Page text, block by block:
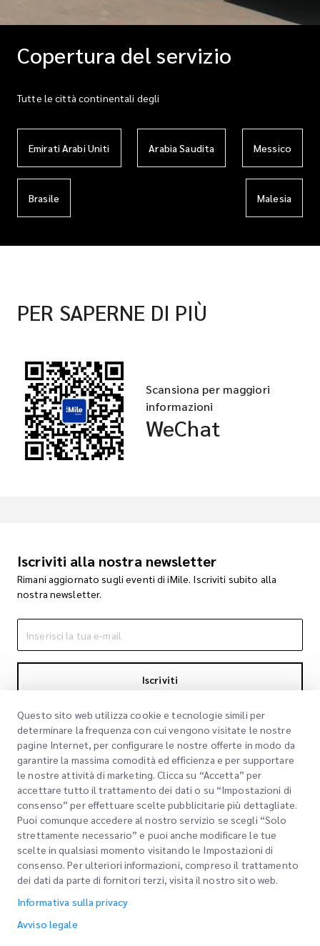
Copertura del servizio
Tutte le città continentali degli
Emirati Arabi Uniti Arabia Saudita Messico
Brasile Malesia
PER SAPERNE DI PIÙ
Scansiona per maggiori
informazioni
WeChat
Iscriviti alla nostra newsletter
Rimani aggiornato sugli eventi di iMile. Iscriviti subito alla
nostra newsletter.
Iscriviti
Iscrivendoti accetti la nostra Informativa sulla privacy Informativa sulla
privacy
Link rapidi
Sedi degli uffici
Richiedi un preventivo
Aziendale
Chi siamo
I nostri servizi
Questo sito web utilizza cookie e tecnologie simili per
determinare la frequenza con cui vengono visitate le nostre
pagine Internet, per configurare le nostre offerte in modo da
garantire la massima comodità ed efficienza e per supportare
le nostre attività di marketing. Clicca su “Accetta” per
accettare tutto il trattamento dei dati o su “Impostazioni di
consenso” per effettuare scelte pubblicitarie più dettagliate.
Puoi comunque accedere al nostro servizio se scegli “Solo
strettamente necessario” e puoi anche modificare le tue
scelte in qualsiasi momento visitando le Impostazioni di
consenso. Per ulteriori informazioni, compreso il trattamento
dei dati da parte di fornitori terzi, visita il nostro sito web.
Informativa sulla privacy
Avviso legale